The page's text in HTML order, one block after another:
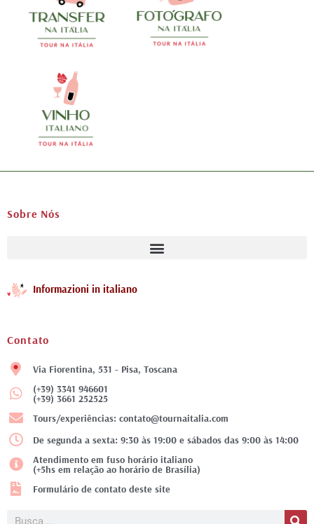
Sobre Nós
Informazioni in italiano
Contato
Via Fiorentina, 531 - Pisa, Toscana
(+39) 3341 946601
(+39) 3661 252525
Tours/experiências: contato@tournaitalia.com
De segunda a sexta: 9:30 às 19:00 e sábados das 9:00 às 14:00
Atendimento em fuso horário italiano
(+5hs em relação ao horário de Brasília)
Formulário de contato deste site
Pesquisar